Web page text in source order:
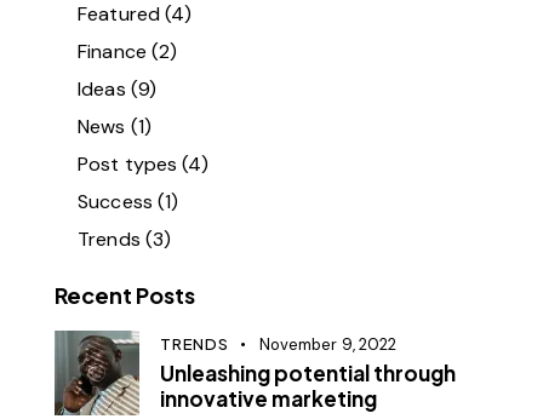
Featured(4)
Finance (2)
Ideas (9)
News (1)
Post types (4)
Success (1)
Trends (3)
Recent Posts
TRENDS November 9, 2022
Unleashing potential through
innovative marketing